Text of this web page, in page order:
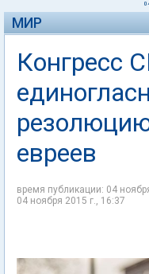
МИР
Конгресс
евреев
время публикации: 04
04 ноября 2015 г., 16:37